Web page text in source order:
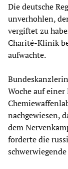
Die deutsche
unverhohlen,
vergiftet zu
Charité-Klinik
aufwachte.
Woche auf
nachgewiesen,
dem
forderte die